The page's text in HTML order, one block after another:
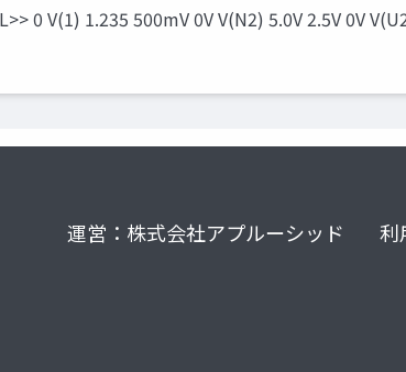
0 V(1) 1.235 500mV 0V V(N2) 5.0V 2.5V 0V
運営：株式会社アプルーシッド 利